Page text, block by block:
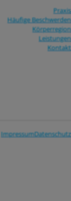
Praxis
Häufige Beschwerden
Körperregion
Leistungen
Kontakt
ImpressumDatenschutz